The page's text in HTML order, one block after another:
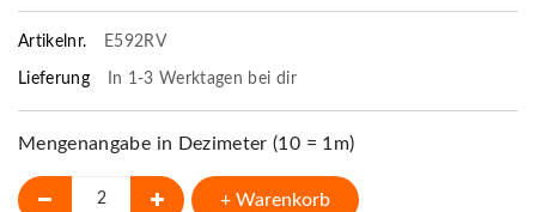
Artikelnr. E592RV
Lieferung In 1-3 Werktagen bei dir
Mengenangabe in Dezimeter (10 = 1m)
+ Warenkorb